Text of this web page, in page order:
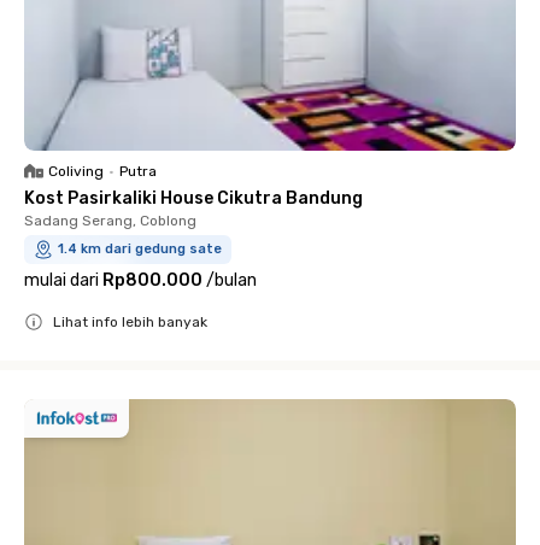
Coliving • Putra
Kost Pasirkaliki House Cikutra Bandung
Sadang Serang, Coblong
1.4 km dari gedung sate
mulai dari Rp800.000 /bulan
Lihat info lebih banyak